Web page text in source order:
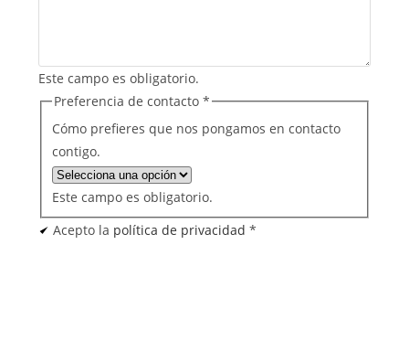
Este campo es obligatorio.
Preferencia de contacto *
Cómo prefieres que nos pongamos en contacto
contigo.
Este campo es obligatorio.
Acepto la política de privacidad *